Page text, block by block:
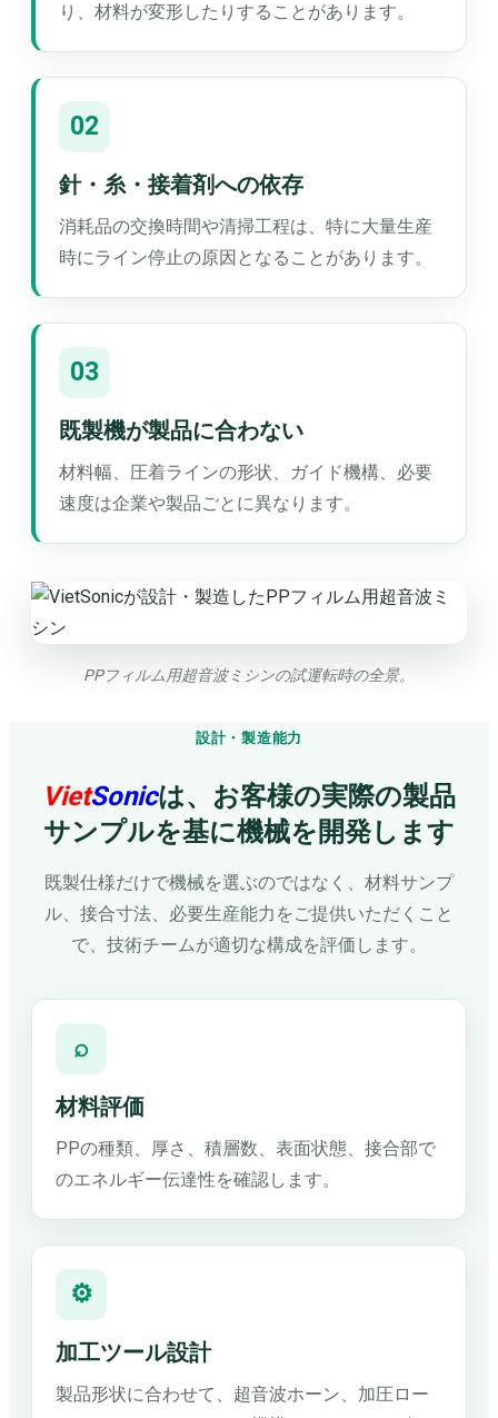
り、材料が変形したりすることがあります。
02
針・糸・接着剤への依存
消耗品の交換時間や清掃工程は、特に大量生産
時にライン停止の原因となることがあります。
03
既製機が製品に合わない
材料幅、圧着ラインの形状、ガイド機構、必要
速度は企業や製品ごとに異なります。
PPフィルム用超音波ミシンの試運転時の全景。
設計・製造能力
VietSonicは、お客様の実際の製品
サンプルを基に機械を開発します
既製仕様だけで機械を選ぶのではなく、材料サンプ
ル、接合寸法、必要生産能力をご提供いただくこと
で、技術チームが適切な構成を評価します。
⌕
材料評価
PPの種類、厚さ、積層数、表面状態、接合部で
のエネルギー伝達性を確認します。
⚙
加工ツール設計
製品形状に合わせて、超音波ホーン、加圧ロー